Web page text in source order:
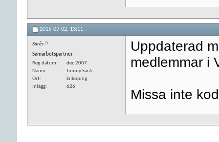
2015-09-02, 13:11
Särås
Samarbetspartner
Reg.datum
dec 2007
Namn
Jimmy Särås
Ort
Enköping
Inlägg
626
Uppdaterad
medlemmar i
Missa inte